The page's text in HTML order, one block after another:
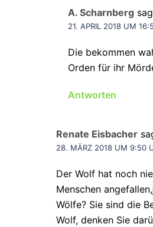
A. Scharnberg
21. APRIL 2018 UM
Die bekommen
Orden für ihr
Antworten
Renate Eisbacher
28. MÄRZ 2018 UM 9:50
Der Wolf hat noch
Menschen
Wölfe? Sie sind die
Wolf, denken Sie